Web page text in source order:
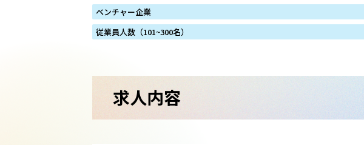
ベンチャー企業
従業員人数（101~300名）
求人内容